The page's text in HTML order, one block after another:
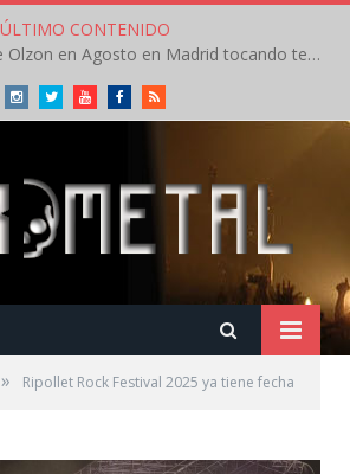
ÚLTIMO CONTENIDO
Concierto de Anette Olzon en Agosto en Madrid tocando temas de Nightwish
InstagramTwitterYoutubeFacebookRSS
» Ripollet Rock Festival 2025 ya tiene fecha